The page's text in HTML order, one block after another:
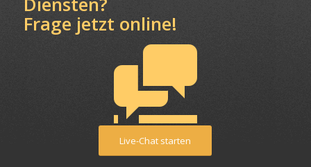
Frage jetzt online!
Live-Chat starten